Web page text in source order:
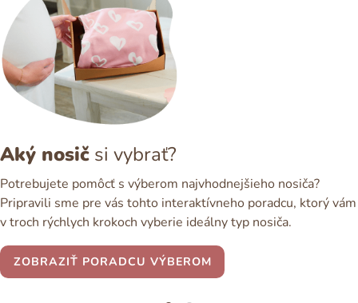
Aký nosič si vybrať?
Potrebujete pomôcť s výberom najvhodnejšieho nosiča?
Pripravili sme pre vás tohto interaktívneho poradcu, ktorý vám
v troch rýchlych krokoch vyberie ideálny typ nosiča.
ZOBRAZIŤ PORADCU VÝBEROM